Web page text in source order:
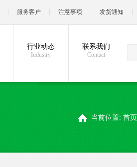
服务客户 注意事项 发货通知
行业动态
Industry
联系我们
Contact
当前位置: 首页